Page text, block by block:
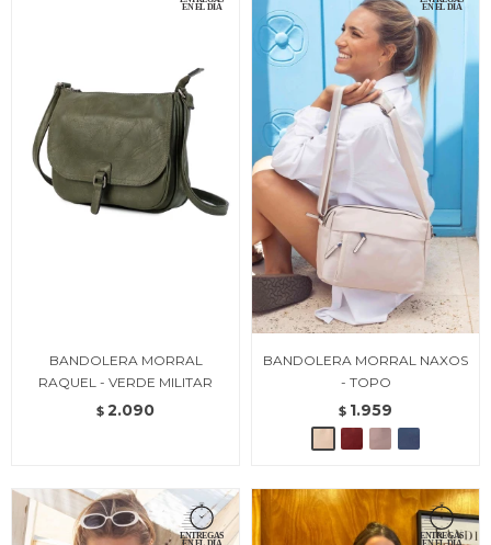
BANDOLERA MORRAL
RAQUEL - VERDE MILITAR
$ 2.090
BANDOLERA MORRAL NAXOS
- TOPO
$ 1.959